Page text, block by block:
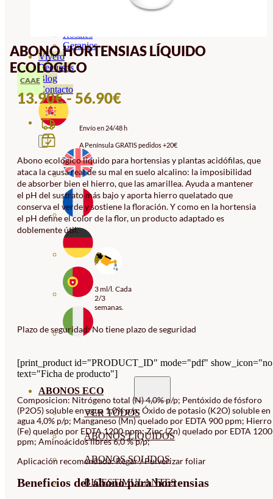
Rosales
Geranios
Vivero
Recursos
Blog
Contacto
ABONOS ECO
VER TODOS
ABONOS LÍQUIDOS
ABONOS SOLIDOS
BIOESTIMULANTES
ABONO HORTENSIAS LÍQUIDO
ECOLÓGICO
CAAE
13.90€-56.90€RANGO
PRECIOS:
DESDE
13.90€
HASTA
56.90€
Envío en 24/48 h
A Península GRATIS pedidos +20€
Abono ecológico líquido para hortensias y plantas acidófilas, que
ataca la causa real de su mal en suelo alcalino: la imposibilidad
de absorber bien el hierro, que las amarillea. Ayuda a mantener
el pH del sustrato más bajo y aporta hierro quelatado que
conserva el verde y sostiene la floración. Y como en la hortensia
el pH define el color de la flor, un producto adaptado es
doblemente útil.
3 ml/l. Cada
2/3
semanas.
Plazo de seguridad: No tiene plazo de seguridad
[print_product id="PRODUCT_ID" mode="pdf"
text="Ficha de producto"]
Composicion: Nitrógeno total (N) 4,0% p/p; Pentóxido de fósforo
(P2O5) soluble en agua 1,0% p/p; Óxido de potasio (K2O) soluble en
agua 4,0% p/p; Manganeso (Mn) quelado por EDTA 900 ppm; Hierro
(Fe) quelado por EDTA 1200 ppm; Zinc (Zn) quelado por EDTA 1200
ppm; Aminoácidos libres 6,0 % p/p;
Aplicación recomendada: Regar / Pulverizar foliar
Beneficios del abono para hortensias